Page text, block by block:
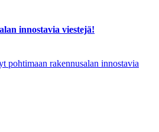
innostavia viestejä!
pohtimaan rakennusalan innostavia